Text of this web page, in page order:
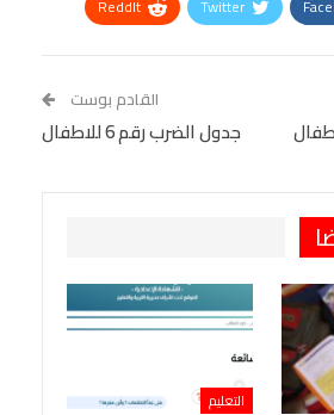
Twitter
ReddIt
StumbleUpon
VK
القادم بوست
جدول الضرب رقم 6 للاطفال
التعليم